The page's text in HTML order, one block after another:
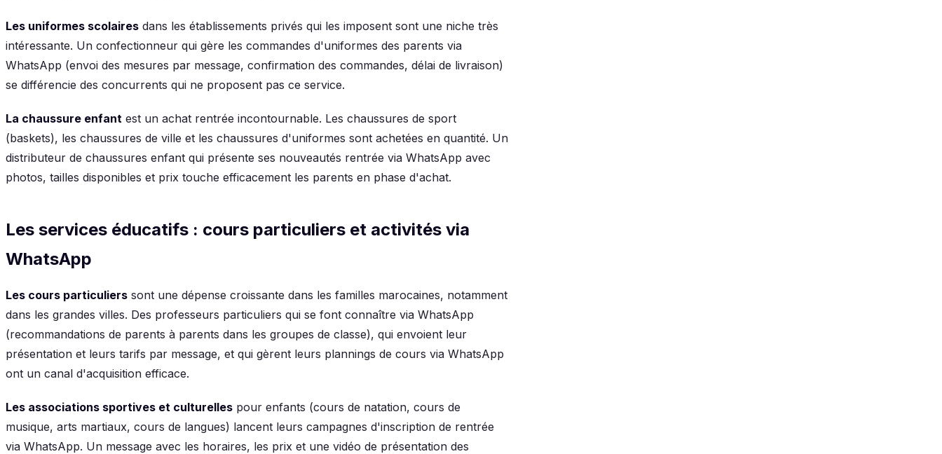
Les uniformes scolaires dans les établissements privés qui les imposent sont une niche très
intéressante. Un confectionneur qui gère les commandes d'uniformes des parents via
WhatsApp (envoi des mesures par message, confirmation des commandes, délai de livraison)
se différencie des concurrents qui ne proposent pas ce service.
La chaussure enfant est un achat rentrée incontournable. Les chaussures de sport
(baskets), les chaussures de ville et les chaussures d'uniformes sont achetées en quantité. Un
distributeur de chaussures enfant qui présente ses nouveautés rentrée via WhatsApp avec
photos, tailles disponibles et prix touche efficacement les parents en phase d'achat.
Les services éducatifs : cours particuliers et activités via
WhatsApp
Les cours particuliers sont une dépense croissante dans les familles marocaines, notamment
dans les grandes villes. Des professeurs particuliers qui se font connaître via WhatsApp
(recommandations de parents à parents dans les groupes de classe), qui envoient leur
présentation et leurs tarifs par message, et qui gèrent leurs plannings de cours via WhatsApp
ont un canal d'acquisition efficace.
Les associations sportives et culturelles pour enfants (cours de natation, cours de
musique, arts martiaux, cours de langues) lancent leurs campagnes d'inscription de rentrée
via WhatsApp. Un message avec les horaires, les prix et une vidéo de présentation des